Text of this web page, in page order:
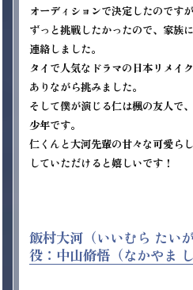
オーディションで決定したのです
ずっと挑戦したかったので、家族
連絡しました。
タイで人気なドラマの日本リメイ
ありながら挑みました。
そして僕が演じる仁は楓の友人で
少年です。
仁くんと大河先輩の甘々な可愛ら
していただけると嬉しいです！
飯村大河（いいむら たい
役：中山脩悟（なかやま し